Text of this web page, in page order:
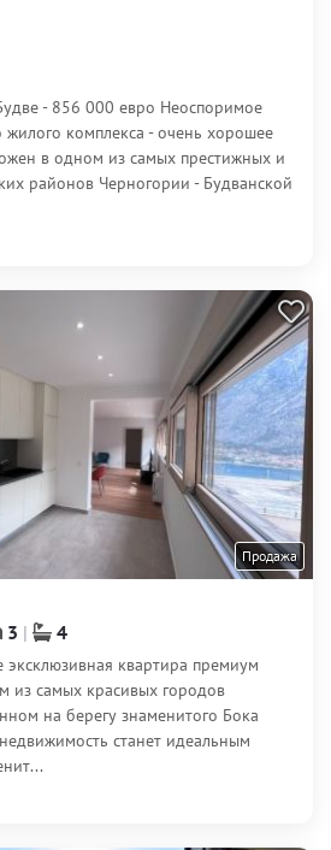
- 856 000 евро Неоспоримое
жилого комплекса - очень хорошее
в одном из самых престижных и
районов Черногории - Будванской
Продажа
3 4
эксклюзивная квартира премиум
из самых красивых городов
на берегу знаменитого Бока
станет идеальным